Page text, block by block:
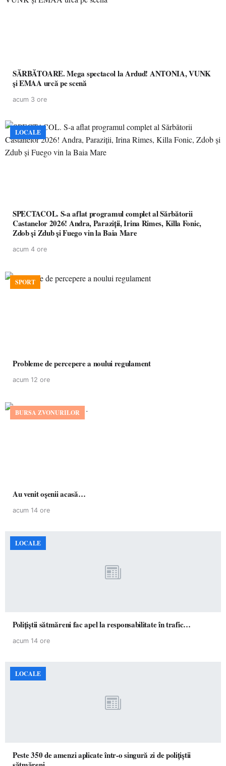
SĂRBĂTOARE. Mega spectacol la Ardud! ANTONIA, VUNK
și EMAA urcă pe scenă
acum 3 ore
LOCALE
SPECTACOL. S-a aflat programul complet al Sărbătorii
Castanelor 2026! Andra, Paraziții, Irina Rimes, Killa Fonic,
Zdob și Zdub și Fuego vin la Baia Mare
acum 4 ore
SPORT
Probleme de percepere a noului regulament
acum 12 ore
BURSA ZVONURILOR
Au venit oșenii acasă…
acum 14 ore
LOCALE
Polițiștii sătmăreni fac apel la responsabilitate în trafic…
acum 14 ore
LOCALE
Peste 350 de amenzi aplicate într-o singură zi de polițiștii